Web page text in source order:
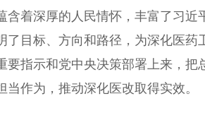
含着深厚的人民情怀，丰富了习
了目标、方向和路径，为深化医
要指示和党中央决策部署上来，
作为，推动深化医改取得实效。